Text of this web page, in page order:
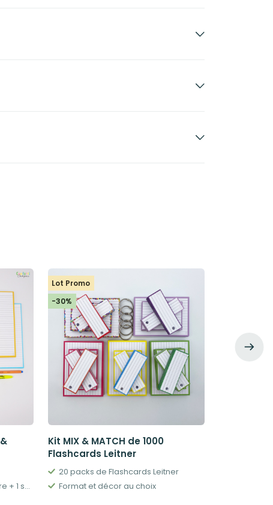
50 fiches bristol + 1 stylo-feutre + 1 surligneur effaçable
Lot Promo
-30%
Kit MIX & MATCH de 1000
Flashcards Leitner
20 packs de Flashcards Leitner
Format et décor au choix